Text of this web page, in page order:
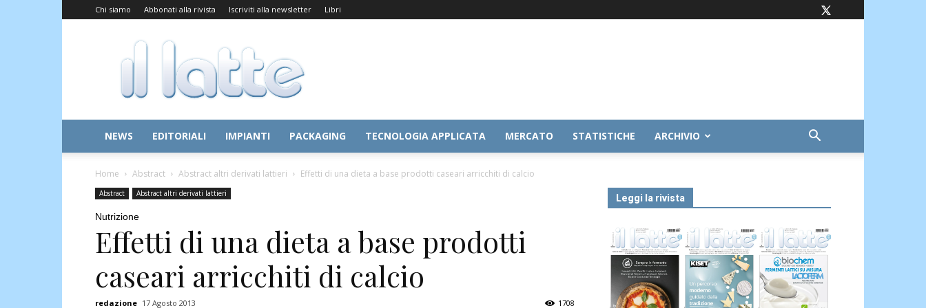
Chi siamo Abbonati alla rivista Iscriviti alla newsletter Libri
Il
Latte
NEWS EDITORIALI IMPIANTI PACKAGING TECNOLOGIA APPLICATA MERCATO STATISTICHE ARCHIVIO
Home Abstract Abstract altri derivati lattieri Effetti di una dieta a base prodotti caseari arricchiti di calcio
Abstract Abstract altri derivati lattieri
Nutrizione
Effetti di una dieta a base prodotti
caseari arricchiti di calcio
redazione 17 Agosto 2013 1708
Leggi la rivista